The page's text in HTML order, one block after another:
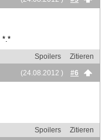
*.*
Spoilers
Zitieren
(24.08.2012 )
#6
Spoilers
Zitieren